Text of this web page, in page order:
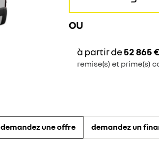
OU
à partir de52 865
remise(s) et prime(s)
demandez une offre demandez un